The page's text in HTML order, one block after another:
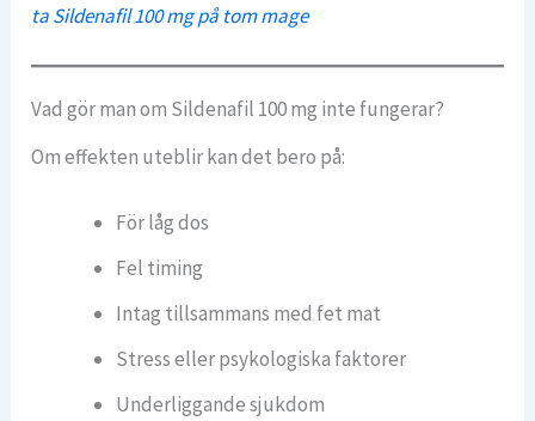
ta Sildenafil 100 mg på tom mage
Vad gör man om Sildenafil 100 mg inte fungerar?
Om effekten uteblir kan det bero på:
För låg dos
Fel timing
Intag tillsammans med fet mat
Stress eller psykologiska faktorer
Underliggande sjukdom